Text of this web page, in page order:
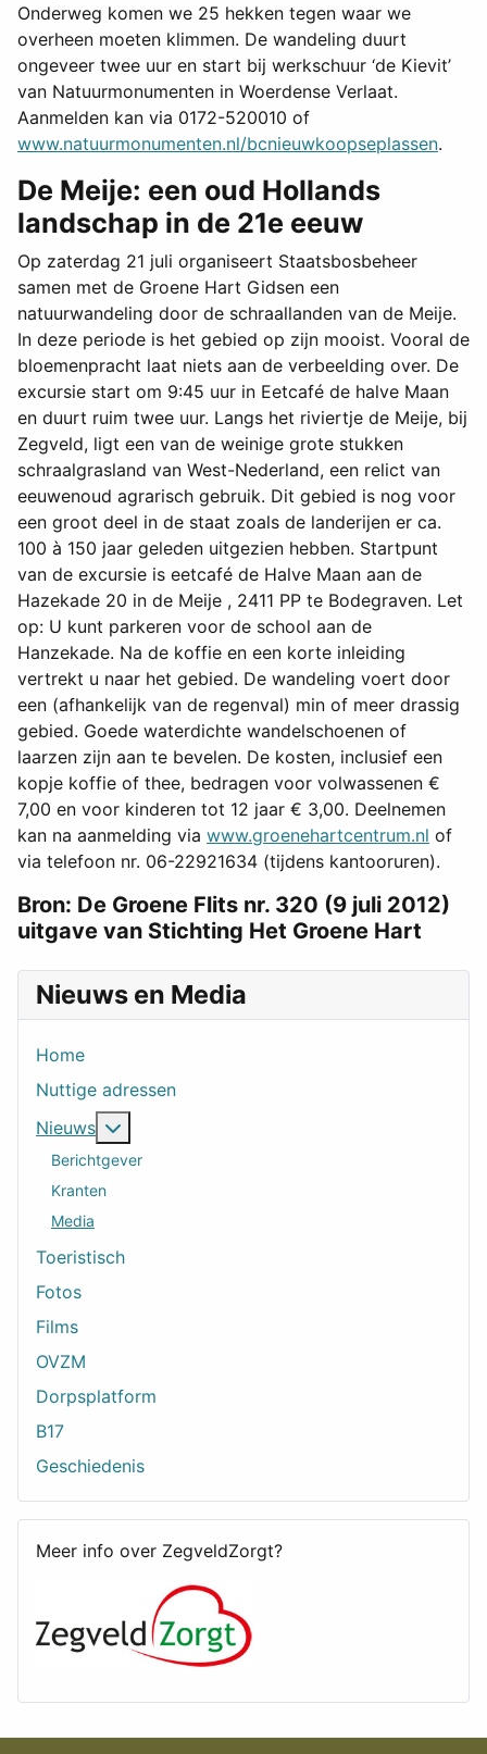
Nieuws en Media
Home
Nuttige adressen
Nieuws
Berichtgever
Kranten
Media
Toeristisch
Fotos
Films
OVZM
Dorpsplatform
B17
Geschiedenis
Meer info over ZegveldZorgt?
Onderweg komen we 25 hekken tegen waar we
overheen moeten klimmen. De wandeling duurt
ongeveer twee uur en start bij werkschuur ‘de Kievit’
van Natuurmonumenten in Woerdense Verlaat.
Aanmelden kan via 0172-520010 of
www.natuurmonumenten.nl/bcnieuwkoopseplassen.
De Meije: een oud Hollands
landschap in de 21e eeuw
Op zaterdag 21 juli organiseert Staatsbosbeheer
samen met de Groene Hart Gidsen een
natuurwandeling door de schraallanden van de Meije.
In deze periode is het gebied op zijn mooist. Vooral de
bloemenpracht laat niets aan de verbeelding over. De
excursie start om 9:45 uur in Eetcafé de halve Maan
en duurt ruim twee uur. Langs het riviertje de Meije, bij
Zegveld, ligt een van de weinige grote stukken
schraalgrasland van West-Nederland, een relict van
eeuwenoud agrarisch gebruik. Dit gebied is nog voor
een groot deel in de staat zoals de landerijen er ca.
100 à 150 jaar geleden uitgezien hebben. Startpunt
van de excursie is eetcafé de Halve Maan aan de
Hazekade 20 in de Meije , 2411 PP te Bodegraven. Let
op: U kunt parkeren voor de school aan de
Hanzekade. Na de koffie en een korte inleiding
vertrekt u naar het gebied. De wandeling voert door
een (afhankelijk van de regenval) min of meer drassig
gebied. Goede waterdichte wandelschoenen of
laarzen zijn aan te bevelen. De kosten, inclusief een
kopje koffie of thee, bedragen voor volwassenen €
7,00 en voor kinderen tot 12 jaar € 3,00. Deelnemen
kan na aanmelding via www.groenehartcentrum.nl of
via telefoon nr. 06-22921634 (tijdens kantooruren).
Bron: De Groene Flits nr. 320 (9 juli 2012)
uitgave van Stichting Het Groene Hart